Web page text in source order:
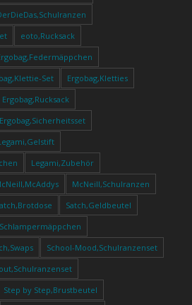
eoto,Rucksack
Set
Ergobag,Kletties
Ergobag,Rucksack
Ergobag,Sicherheitsset
Legami,Zubehör
McNeill,Schulranzen
Satch,Geldbeutel
School-Mood,Schulranzenset
Step by Step,Brustbeutel